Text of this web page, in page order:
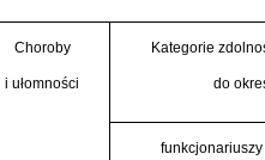
Choroby
i ułomności
Kategorie
do
funkcjonariuszy